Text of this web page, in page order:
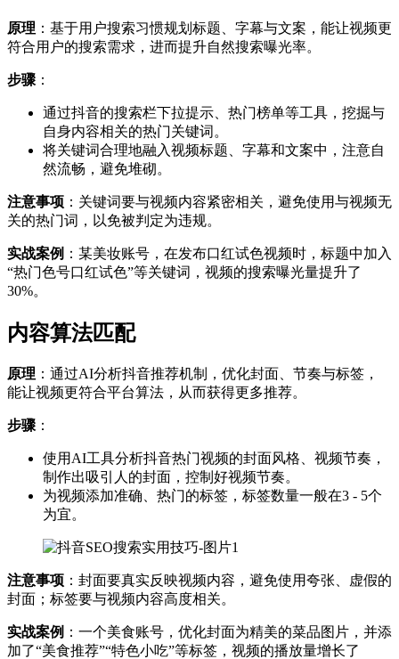
原理 ：基于用户搜索习惯规划标题、字幕与文案，能让视频更
符合用户的搜索需求，进而提升自然搜索曝光率。
步骤 ：
通过抖音的搜索栏下拉提示、热门榜单等工具，挖掘与
自身内容相关的热门关键词。
将关键词合理地融入视频标题、字幕和文案中，注意自
然流畅，避免堆砌。
注意事项 ：关键词要与视频内容紧密相关，避免使用与视频无
关的热门词，以免被判定为违规。
实战案例 ：某美妆账号，在发布口红试色视频时，标题中加入
“热门色号口红试色”等关键词，视频的搜索曝光量提升了
30%。
内容算法匹配
原理 ：通过AI分析抖音推荐机制，优化封面、节奏与标签，
能让视频更符合平台算法，从而获得更多推荐。
步骤 ：
使用AI工具分析抖音热门视频的封面风格、视频节奏，
制作出吸引人的封面，控制好视频节奏。
为视频添加准确、热门的标签，标签数量一般在3 - 5个
为宜。
注意事项 ：封面要真实反映视频内容，避免使用夸张、虚假的
封面；标签要与视频内容高度相关。
实战案例 ：一个美食账号，优化封面为精美的菜品图片，并添
加了“美食推荐”“特色小吃”等标签，视频的播放量增长了